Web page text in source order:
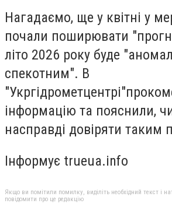
Нагадаємо, ще у квітні у
почали поширювати
літо 2026 року буде
спекотним". В
інформацію та пояснили,
насправді довіряти таким
Інформує trueua.info
Якщо ви помітили помилку, виділіть необхідний текст і
повідомити про це редакцію